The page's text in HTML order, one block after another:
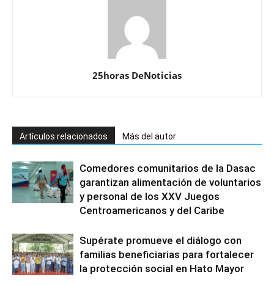
25horas DeNoticias
Artículos relacionados Más del autor
Comedores comunitarios de la Dasac
garantizan alimentación de voluntarios
y personal de los XXV Juegos
Centroamericanos y del Caribe
Supérate promueve el diálogo con
familias beneficiarias para fortalecer
la protección social en Hato Mayor